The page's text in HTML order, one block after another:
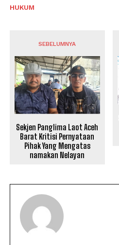
HUKUM
SEBELUMNYA
Sekjen Panglima Laot Aceh
Barat Kritisi Pernyataan
Pihak Yang Mengatas
namakan Nelayan